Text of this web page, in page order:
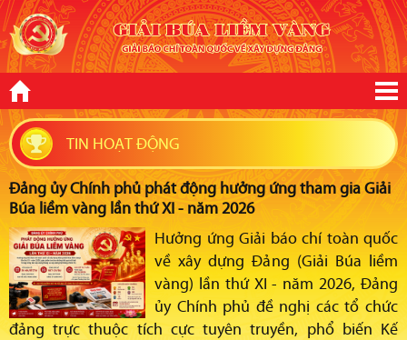
TIN HOẠT ĐỘNG
Đảng ủy Chính phủ phát động hưởng ứng tham gia Giải
Búa liềm vàng lần thứ XI - năm 2026
Hưởng ứng Giải báo chí toàn quốc
về xây dựng Đảng (Giải Búa liềm
vàng) lần thứ XI - năm 2026, Đảng
ủy Chính phủ đề nghị các tổ chức
đảng trực thuộc tích cực tuyên truyền, phổ biến Kế